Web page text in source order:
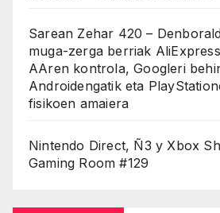
Sarean Zehar 420 –
muga-zerga berriak
AAren kontrola, Googleri
Androidengatik eta
fisikoen amaiera
Nintendo Direct, Ñ3 y Xbox
Gaming Room #129